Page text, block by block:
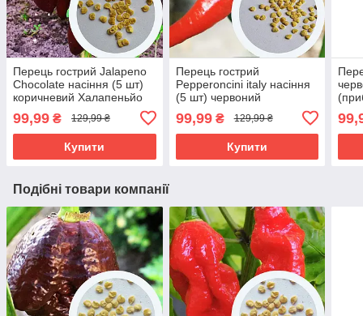
Перець гострий Jalapeno
Chocolate насіння (5 шт)
коричневий Халапеньйо
шоколадний до 8 000 SHU
99,99 ₴ 129,99 ₴
Купити
Перець гострий
Pepperoncini italy насіння
(5 шт) червоний
Пепперончіні до 500 SHU
99,99₴ 129,99 ₴
Купити
SHU
Подібні товари компанії